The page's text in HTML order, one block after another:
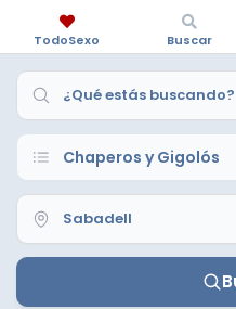
TodoSexo Buscar